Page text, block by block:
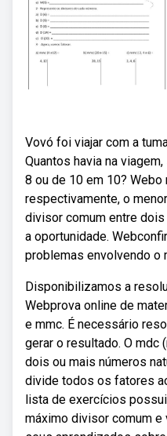
Vovó foi viajar com a
Quantos havia na
8 ou de 10 em 10?
respectivamente, o
divisor comum entre
a oportunidade.
problemas envolvendo o
Disponibilizamos a
Webprova online de
e mmc. É necessário
gerar o resultado. O mdc
dois ou mais números
divide todos os fatores
lista de exercícios
máximo divisor comum e